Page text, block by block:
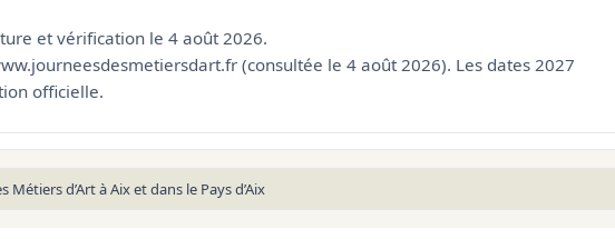
et vérification le 4 août 2026.
(consultée le 4 août 2026). Les dates 2027
officielle.
Métiers d’Art à Aix et dans le Pays d’Aix